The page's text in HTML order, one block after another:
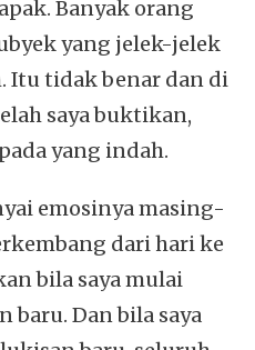
Banyak orang
yang jelek-jelek
Itu tidak benar dan di
saya buktikan,
yang indah.
emosinya masing-
dari hari ke
bila saya mulai
baru. Dan bila saya